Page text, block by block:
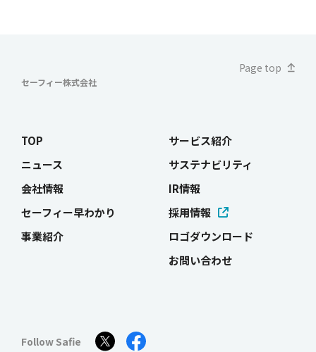
セーフィー株式会社
Page top
TOP
ニュース
会社情報
セーフィー早わかり
事業紹介
サービス紹介
サステナビリティ
IR情報
採用情報
ロゴダウンロード
お問い合わせ
Follow Safie